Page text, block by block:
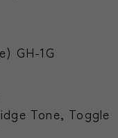
GH-1G
Tone, Toggle